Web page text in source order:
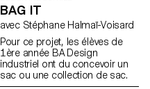
BAG IT
avec Stéphane Halmaï-Voisard
Pour ce projet, les élèves de
1ère année BA Design
industriel ont du concevoir un
sac ou une collection de sac.